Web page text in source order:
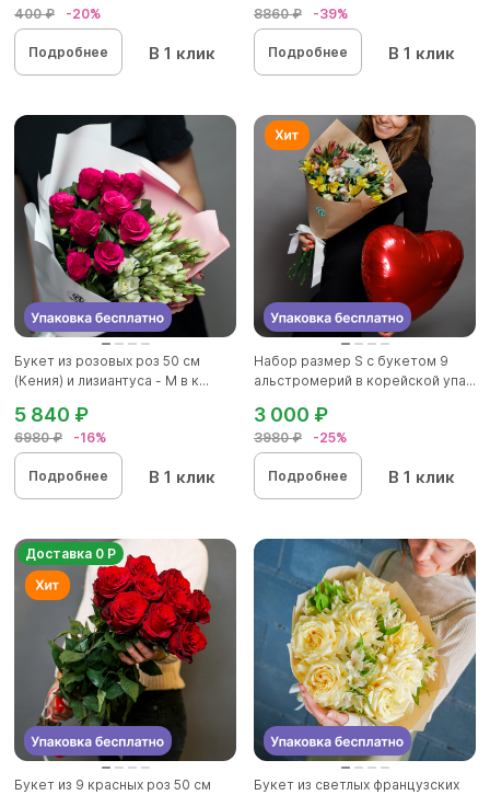
400 ₽ -20%
Подробнее В 1 клик
8860 ₽ -39%
Подробнее В 1 клик
Букет из розовых роз 50 см
(Кения) и лизиантуса - М в к...
6980 ₽ -16%
5 840 ₽
Подробнее В 1 клик
Набор размер S с букетом 9
альстромерий в корейской упа...
3980 ₽ -25%
3 000 ₽
Подробнее В 1 клик
Доставка 0 Р
Букет из 9 красных роз 50 см
Букет из светлых французских